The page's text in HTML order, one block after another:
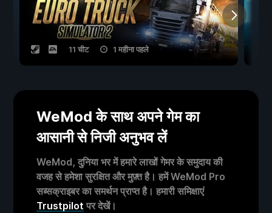
11 चीट 1 महीना पहले
WeMod के साथ अपने गेम का
आसानी से निजी अनुभव लें
WeMod, दुनिया भर में हमारे लाखों गेमर के समुदाय की
वजह से हमेशा सुरक्षित और मुफ़्त है। हमें WeMod Pro
सब्सक्राइबर का समर्थन प्राप्त है। हमारी समिक्षाएं
Trustpilot पर देखें।